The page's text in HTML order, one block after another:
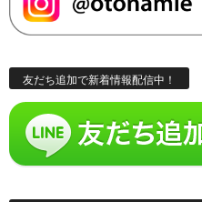
友だち追加で新着情報配信中！